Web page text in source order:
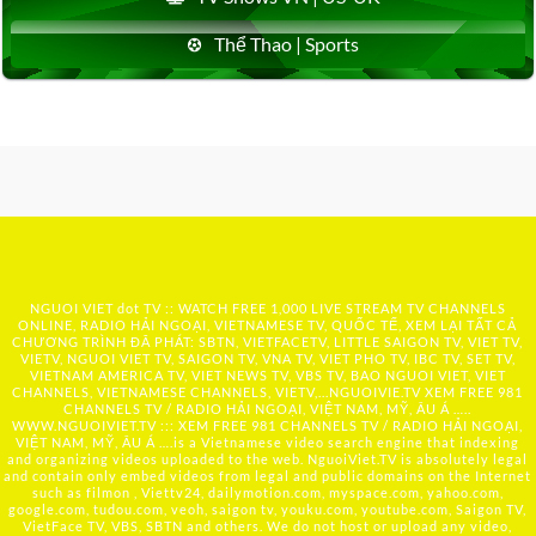
Thể Thao | Sports
NGUOI VIET dot TV :: WATCH FREE 1,000 LIVE STREAM TV CHANNELS
ONLINE, RADIO HẢI NGOẠI, VIETNAMESE TV, QUỐC TẾ, XEM LẠI TẤT CẢ
CHƯƠNG TRÌNH ĐÃ PHÁT: SBTN, VIETFACETV, LITTLE SAIGON TV, VIET TV,
VIETV, NGUOI VIET TV, SAIGON TV, VNA TV, VIET PHO TV, IBC TV, SET TV,
VIETNAM AMERICA TV, VIET NEWS TV, VBS TV, BAO NGUOI VIET, VIET
CHANNELS, VIETNAMESE CHANNELS, VIETV,... NGUOIVIE.TV XEM FREE 981
CHANNELS TV / RADIO HẢI NGOẠI, VIỆT NAM, MỸ, ÂU Á …..
WWW.NGUOIVIET.TV ::: XEM FREE 981 CHANNELS TV / RADIO HẢI NGOẠI,
VIỆT NAM, MỸ, ÂU Á ….is a Vietnamese video search engine that indexing
and organizing videos uploaded to the web. NguoiViet.TV is absolutely legal
and contain only embed videos from legal and public domains on the Internet
such as filmon , Viettv24, dailymotion.com, myspace.com, yahoo.com,
google.com, tudou.com, veoh, saigon tv, youku.com, youtube.com, Saigon TV,
VietFace TV, VBS, SBTN and others. We do not host or upload any video,